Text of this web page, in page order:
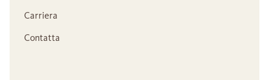
Carriera
Contatta